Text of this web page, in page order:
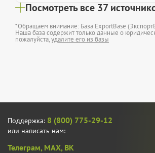
Посмотреть все 37
*Обращаем внимание: База ExportBase
Наша база содержит только данные о
пожалуйста,удалите его из базы
Поддержка: 8 (800) 775-29-12
или написать нам:
Телеграм, MAX, ВК